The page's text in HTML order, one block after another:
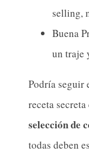
selling,
Buena
un traje
Podría seguir
receta
selección de
todas deben